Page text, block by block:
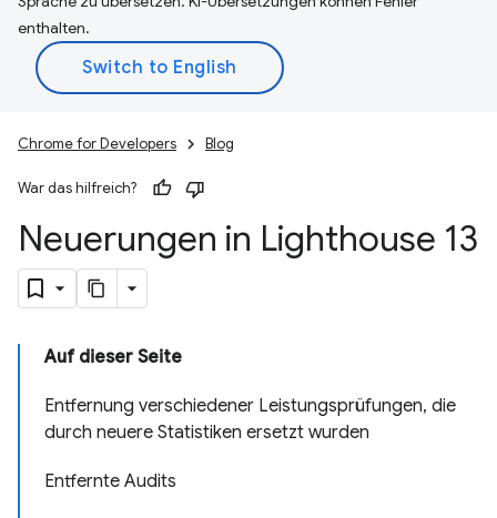
enthalten.
Chrome for Developers Blog
War das hilfreich?
Neuerungen in Lighthouse 13
Auf dieser Seite
Entfernung verschiedener Leistungsprüfungen, die
durch neuere Statistiken ersetzt wurden
Entfernte Audits